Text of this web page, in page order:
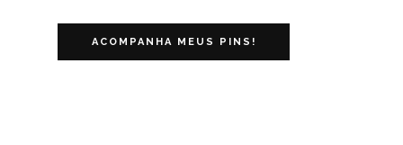
ACOMPANHA MEUS PINS!